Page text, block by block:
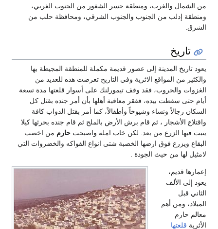
ومنطقة جسر الشغور من الجنوب الغربي،
من الجنوب والجنوب الشرقي، ومحافظة حلب من
إلى عصور قديمة مكملة للمنطقة المجيطة بها
الاثرية وفي التاريخ تعرضت هذه للعديد من
فقد وقف تيمورلنك على أسوار قلعتها مدة تسعة
بيده، فققر معاقبة أهلها بأن أمر جنده بقتل كل
ونساء وشيوخاً وأطفالاً، كما أمر بقتل الدواب كافة
، ثم قام برش الأرض بالملح ثم قام جنده بحرثها كيلا
من بعد. لكن خاب املة واصبحتحارممن اخصب
فوق ارضها الخصبة شتى انواع الفواكه والخضروات التي
حيث الجودة .
أهم